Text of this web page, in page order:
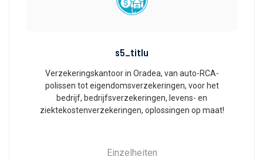
s5_titlu
Verzekeringskantoor in Oradea, van auto-RCA-
polissen tot eigendomsverzekeringen, voor het
bedrijf, bedrijfsverzekeringen, levens- en
ziektekostenverzekeringen, oplossingen op maat!
Einzelheiten